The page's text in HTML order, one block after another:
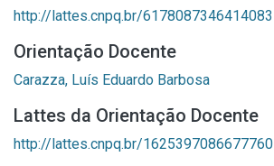
http://lattes.cnpq.br/6178087346414083
Orientação Docente
Carazza, Luís Eduardo Barbosa
Lattes da Orientação Docente
http://lattes.cnpq.br/1625397086677760